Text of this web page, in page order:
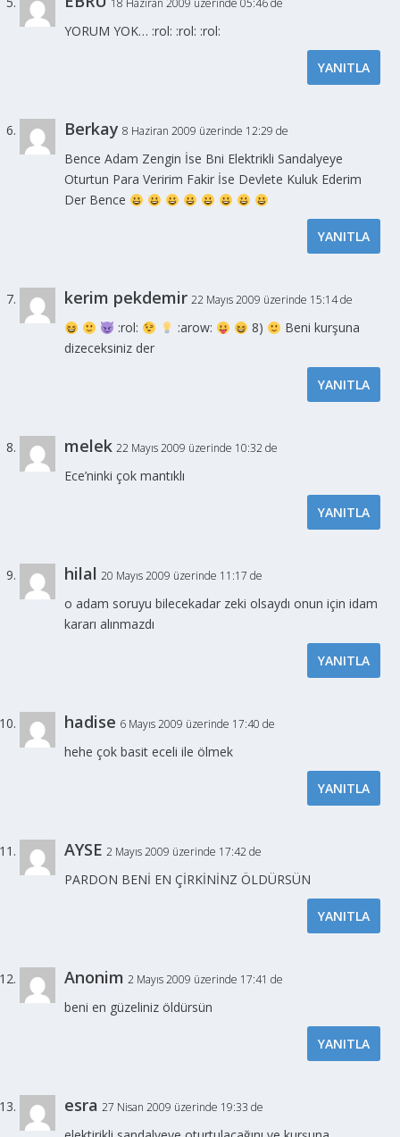
18 Haziran 2009 üzerinde 05:46 de
YORUM YOK… :rol: :rol: :rol:
YANITLA
Berkay 8 Haziran 2009 üzerinde 12:29 de
Bence Adam Zengin İse Bni Elektrikli Sandalyeye
Oturtun Para Veririm Fakir İse Devlete Kuluk Ederim
Der Bence
YANITLA
kerim pekdemir 22 Mayıs 2009 üzerinde 15:14 de
:rol: :arow: 8)
Beni kurşuna
dizeceksiniz der
YANITLA
melek 22 Mayıs 2009 üzerinde 10:32 de
Ece’ninki çok mantıklı
YANITLA
hilal 20 Mayıs 2009 üzerinde 11:17 de
o adam soruyu bilecekadar zeki olsaydı onun için idam
kararı alınmazdı
YANITLA
hadise 6 Mayıs 2009 üzerinde 17:40 de
hehe çok basit eceli ile ölmek
YANITLA
AYSE 2 Mayıs 2009 üzerinde 17:42 de
PARDON BENİ EN ÇİRKİNİNZ ÖLDÜRSÜN
YANITLA
Anonim 2 Mayıs 2009 üzerinde 17:41 de
beni en güzeliniz öldürsün
YANITLA
esra 27 Nisan 2009 üzerinde 19:33 de